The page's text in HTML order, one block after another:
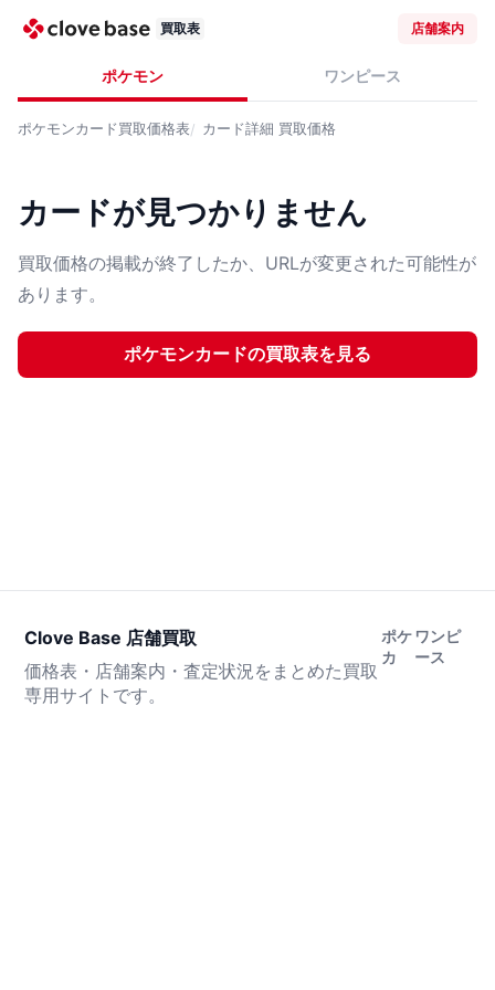
買取表 店舗案内
ポケモン ワンピース
ポケモンカード買取価格表 カード詳細 買取価格
カードが見つかりません
買取価格の掲載が終了したか、URLが変更された可能性が
あります。
ポケモンカードの買取表を見る
Clove Base 店舗買取
価格表・店舗案内・査定状況をまとめた買取
専用サイトです。
ポケ
カ
ワンピ
ース